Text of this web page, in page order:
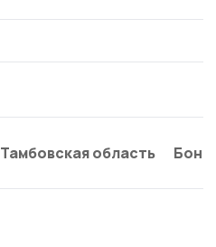
Тамбовская область